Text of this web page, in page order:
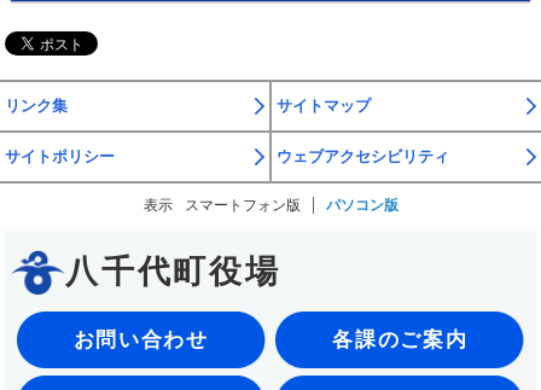
リンク集 サイトマップ
サイトポリシー ウェブアクセシビリティ
表示 スマートフォン版 パソコン版
八千代町役場
お問い合わせ 各課のご案内